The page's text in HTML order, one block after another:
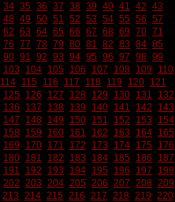
34 35 36 37 38 39 40 41 42 43
48 49 50 51 52 53 54 55 56 57
62 63 64 65 66 67 68 69 70 71
76 77 78 79 80 81 82 83 84 85
90 91 92 93 94 95 96 97 98 99
103 104 105 106 107 108 109
110
114 115 116 117 118 119 120 121
125 126 127 128 129 130 131
132
136 137 138 139 140 141 142
143
147 148 149 150 151 152 153
154
158 159 160 161 162 163 164 165
169 170 171 172 173 174 175
176
180 181 182 183 184 185 186
187
191 192 193 194 195 196 197
198
202 203 204 205 206 207 208 209
213 214 215 216 217 218 219 220